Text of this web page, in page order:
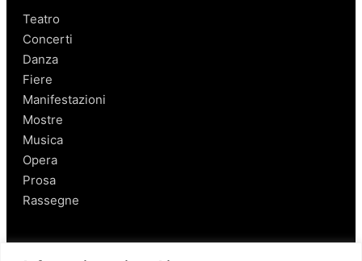
Teatro
Concerti
Danza
Fiere
Manifestazioni
Mostre
Musica
Opera
Prosa
Rassegne
Salerno